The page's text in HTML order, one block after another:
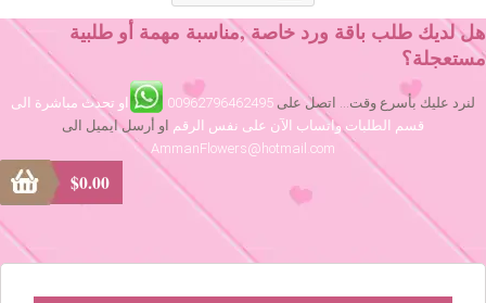
هل لديك طلب باقة ورد خاصة ,مناسبة مهمة أو طلبية
مستعجلة؟
لنرد عليك بأسرع وقت... اتصل على 00962796462495
او تحدث مباشرة الى
قسم الطلبات واتساب الآن على نفس الرقم او أرسل ايميل الى
AmmanFlowers@hotmail.com
$0.00